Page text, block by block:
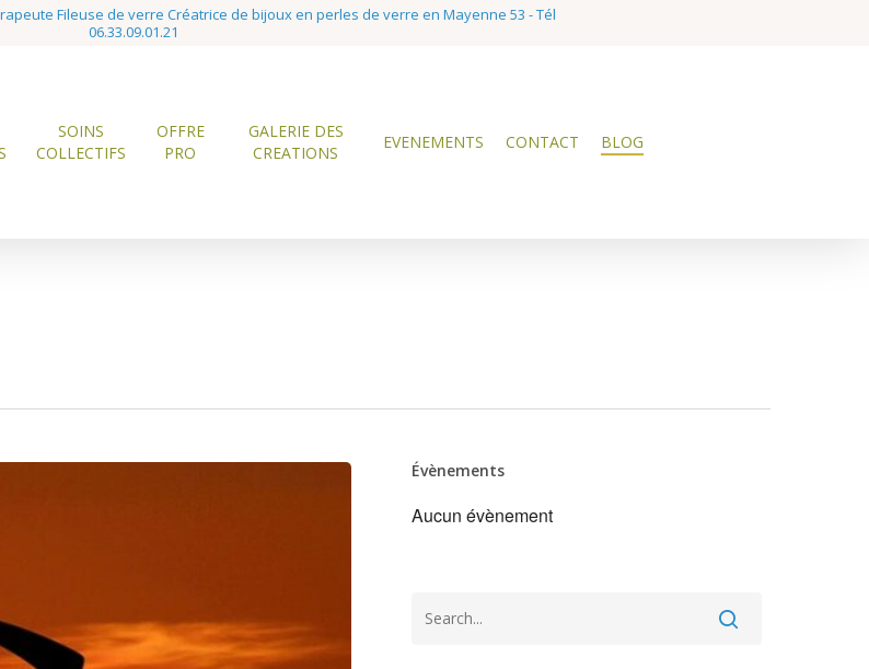
Fileuse de verre Créatrice de bijoux en perles de verre en Mayenne 53 - Tél
06.33.09.01.21
SOINS
COLLECTIFS
OFFRE
PRO
GALERIE DES
CREATIONS
EVENEMENTS CONTACT BLOG
Évènements
Aucun évènement